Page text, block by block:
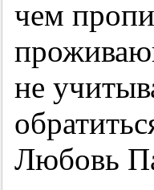
чем
не
Любовь